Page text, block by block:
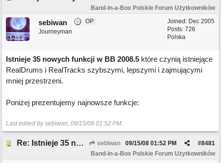
Band-in-a-Box Polskie Forum Użytkowników
Joined: Dec 2005
Posts: 726
Polska
sebiwan
OP
Journeyman
Istnieje 35 nowych funkcji w BB 2008.5 które czynią istniejące
RealDrums i RealTracks szybszymi, lepszymi i zajmującymi
mniej przestrzeni.
Poniżej prezentujemy najnowsze funkcje:
Last edited by sebiwan; 09/15/08 01:52 PM.
Re: Istnieje 35 nowych funkcji w BB 2008.5 sebiwan #8481
09/15/08 01:52 PM
Band-in-a-Box Polskie Forum Użytkowników